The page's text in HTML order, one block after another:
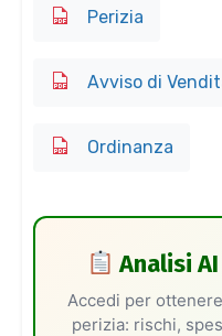
Perizia
Avviso di
Ordinanza
Analisi
Accedi per
perizia: rischi,